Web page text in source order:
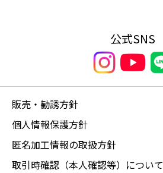
公式SNS
販売・勧誘方針
個人情報保護方針
匿名加工情報の取扱方針
取引時確認（本人確認等）について